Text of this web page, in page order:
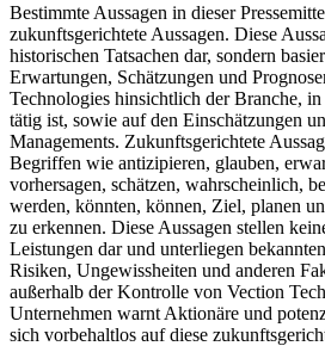
Bestimmte Aussagen in dieser
zukunftsgerichtete Aussagen. Diese
historischen Tatsachen dar, sondern
Erwartungen, Schätzungen und
Technologies hinsichtlich der Branche, in
tätig ist, sowie auf den Einschätzungen
Managements. Zukunftsgerichtete
Begriffen wie antizipieren, glauben,
vorhersagen, schätzen, wahrscheinlich,
werden, könnten, können, Ziel, planen
zu erkennen. Diese Aussagen stellen
Leistungen dar und unterliegen
Risiken, Ungewissheiten und anderen
außerhalb der Kontrolle von Vection
Unternehmen warnt Aktionäre und
sich vorbehaltlos auf diese